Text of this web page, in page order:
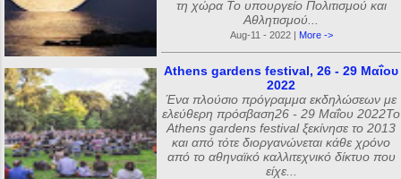
τη χώρα Το υπουργείο Πολιτισμού και
Αθλητισμού...
Aug-11 - 2022 | More ->
Athens gardens festival, 26 - 29 Μαΐου
2022
Ένα πλούσιο πρόγραμμα εκδηλώσεων με
ελεύθερη πρόσβαση26 - 29 Μαΐου 2022Το
Athens gardens festival ξεκίνησε το 2013
και από τότε διοργανώνεται κάθε χρόνο
από το αθηναϊκό καλλιτεχνικό δίκτυο που
είχε...